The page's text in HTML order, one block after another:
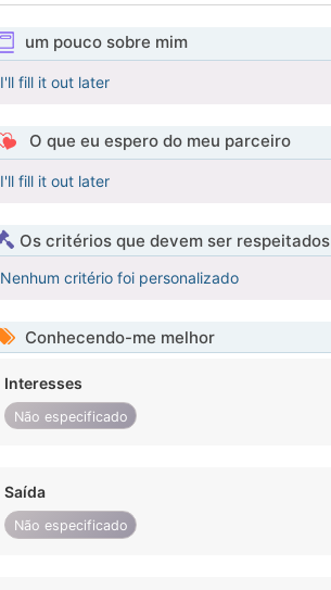
um pouco sobre mim
I'll fill it out later
O que eu espero do meu parceiro
I'll fill it out later
Os critérios que devem ser respeitados
Nenhum critério foi personalizado
Conhecendo-me melhor
Interesses
Não especificado
Saída
Não especificado